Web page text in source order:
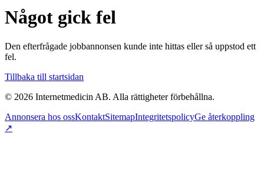
Något gick fel
Den efterfrågade jobbannonsen kunde inte hittas eller så uppstod ett
fel.
Tillbaka till startsidan
© 2026 Internetmedicin AB. Alla rättigheter förbehållna.
Annonsera hos ossKontaktSitemapIntegritetspolicyGe återkoppling
↗